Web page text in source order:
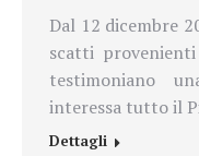
Dal 12 dicembre
scatti
testimoniano
interessa tutto il
Dettagli